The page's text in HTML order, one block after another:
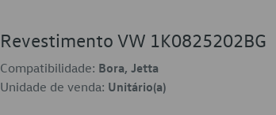
Revestimento VW 1K0825202BG
Compatibilidade: Bora, Jetta
Unidade de venda: Unitário(a)